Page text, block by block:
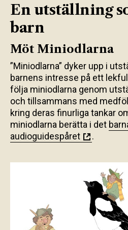
En utställning
barn
Möt Miniodlarna
”Miniodlarna” dyker upp i
barnens intresse på ett
följa miniodlarna genom
och tillsammans med
kring deras finurliga tankar
miniodlarna berätta i det
audioguidespåret
.